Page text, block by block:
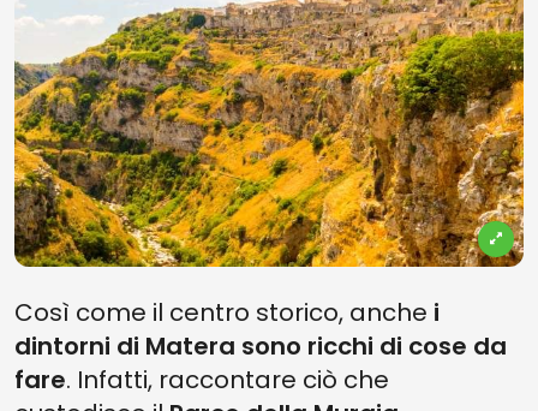
Così come il centro storico, anche i
dintorni di Matera sono ricchi di cose da
fare. Infatti, raccontare ciò che